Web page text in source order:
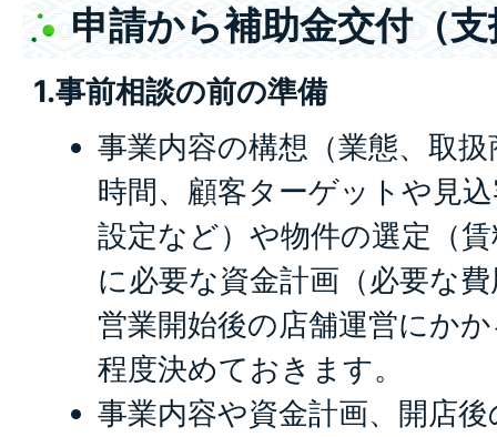
申請から補助金交付（
1.事前相談の前の準備
事業内容の構想（業態、取
時間、顧客ターゲットや見
設定など）や物件の選定（
に必要な資金計画（必要な
営業開始後の店舗運営にか
程度決めておきます。
事業内容や資金計画、開店